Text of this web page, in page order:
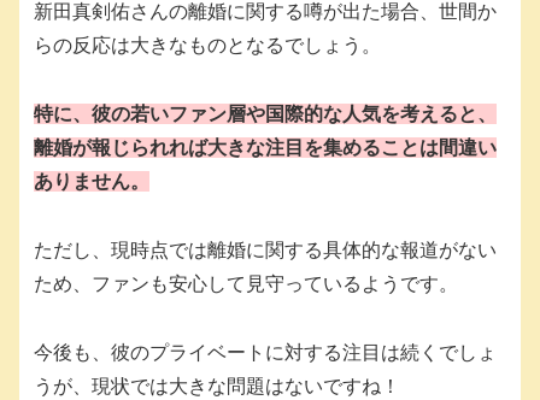
新田真剣佑さんの離婚に関する噂が出た場合、世間か
らの反応は大きなものとなるでしょう。
特に、彼の若いファン層や国際的な人気を考えると、
離婚が報じられれば大きな注目を集めることは間違い
ありません。
ただし、現時点では離婚に関する具体的な報道がない
ため、ファンも安心して見守っているようです。
今後も、彼のプライベートに対する注目は続くでしょ
うが、現状では大きな問題はないですね！